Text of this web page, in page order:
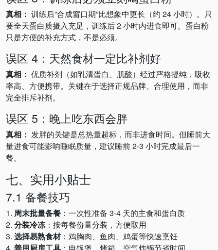
真相： 训练后”合成窗口期”比想象中更长（约 24 小时）。只
要全天蛋白质摄入充足，训练后 2 小时内进食即可。蛋白粉
只是方便的补充方式，不是必须。
误区 4：天然食材一定比补剂好
真相： 优质补剂（如乳清蛋白、肌酸）经过严格提纯，吸收
率高、方便携带。关键在于选择正规品牌、合理使用，而非
完全排斥补剂。
误区 5：晚上吃东西会胖
真相： 发胖的关键是总热量超标，而非进食时间。但睡前大
量进食可能影响睡眠质量，建议睡前 2-3 小时完成最后一
餐。
七、实用小贴士
7.1 备餐技巧
1. 周末批量备餐 ：一次性准备 3-4 天的主食和蛋白质
2. 分装冷冻：按每餐份量分装，方便取用
3. 选择易熟食材：鸡胸肉、鱼肉、鸡蛋等快速烹饪